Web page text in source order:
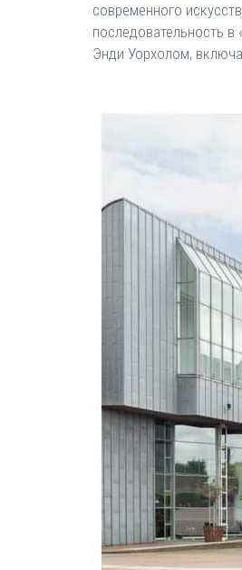
современного
последовательность
Энди Уорхолом,